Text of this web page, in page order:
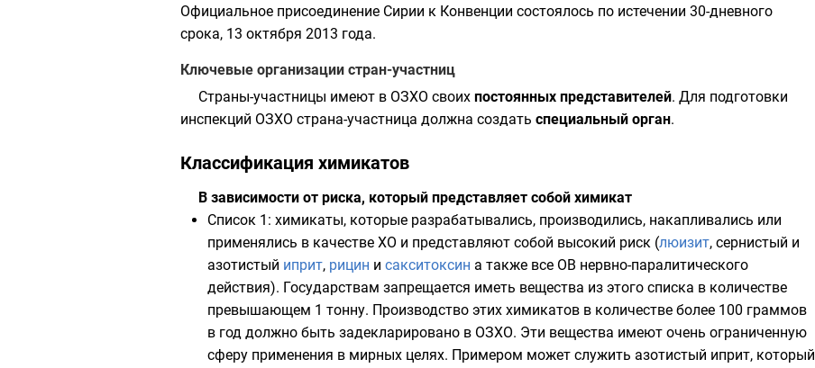
Официальное присоединение Сирии к Конвенции состоялось по истечении 30-дневного
срока, 13 октября 2013 года.
Ключевые организации стран-участниц
Страны-участницы имеют в ОЗХО своих постоянных представителей. Для подготовки
инспекций ОЗХО страна-участница должна создать специальный орган.
Классификация химикатов
В зависимости от риска, который представляет собой химикат
Список 1 : химикаты, которые разрабатывались, производились, накапливались или
применялись в качестве ХО и представляют собой высокий риск (люизит, сернистый и
азотистый иприт, рицин и сакситоксин а также все ОВ нервно-паралитического
действия). Государствам запрещается иметь вещества из этого списка в количестве
превышающем 1 тонну. Производство этих химикатов в количестве более 100 граммов
в год должно быть задекларировано в ОЗХО. Эти вещества имеют очень ограниченную
сферу применения в мирных целях. Примером может служить азотистый иприт, который